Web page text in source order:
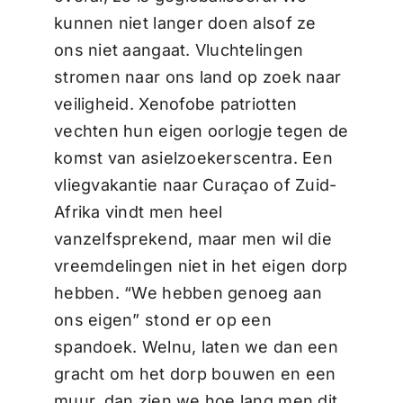
kunnen niet langer doen alsof ze
ons niet aangaat. Vluchtelingen
stromen naar ons land op zoek naar
veiligheid. Xenofobe patriotten
vechten hun eigen oorlogje tegen de
komst van asielzoekerscentra. Een
vliegvakantie naar Curaçao of Zuid-
Afrika vindt men heel
vanzelfsprekend, maar men wil die
vreemdelingen niet in het eigen dorp
hebben. “We hebben genoeg aan
ons eigen” stond er op een
spandoek. Welnu, laten we dan een
gracht om het dorp bouwen en een